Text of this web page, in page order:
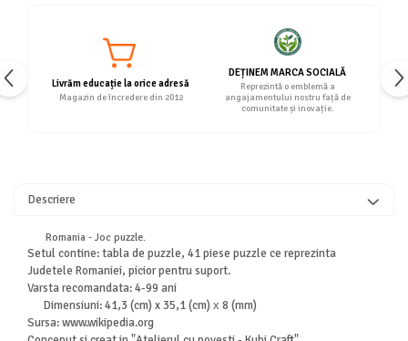
Livrăm educație la orice adresă
Magazin de încredere din 2012
DEȚINEM MARCA SOCIALĂ
Reprezintă o emblemă a
angajamentului nostru față de
comunitate și inovație.
Descriere
Romania - Joc puzzle.
Setul contine: tabla de puzzle, 41 piese puzzle ce reprezinta
Judetele Romaniei, picior pentru suport.
Varsta recomandata: 4-99 ani
Dimensiuni:41,3 (cm) x 35,1 (cm) х 8 (mm)
Sursa: www.wikipedia.org